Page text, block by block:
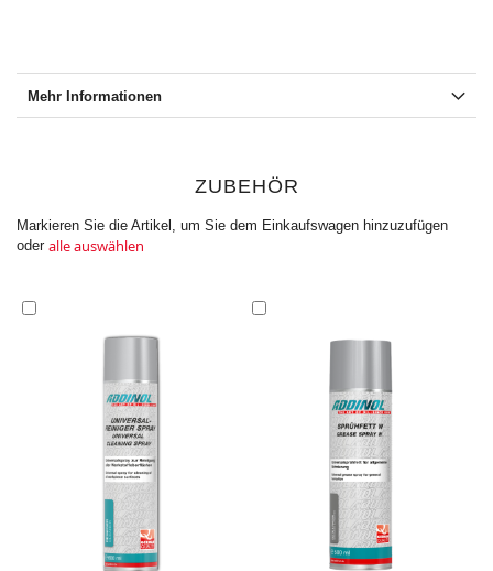
Mehr Informationen
ZUBEHÖR
Markieren Sie die Artikel, um Sie dem Einkaufswagen hinzuzufügen
oder alle auswählen
Einkaufswagen
Einkaufswagen